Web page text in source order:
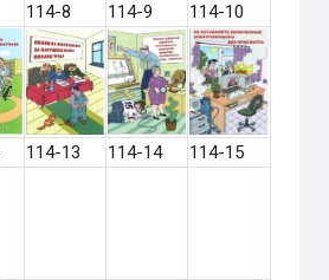
114-8 114-9 114-10
114-13 114-14 114-15